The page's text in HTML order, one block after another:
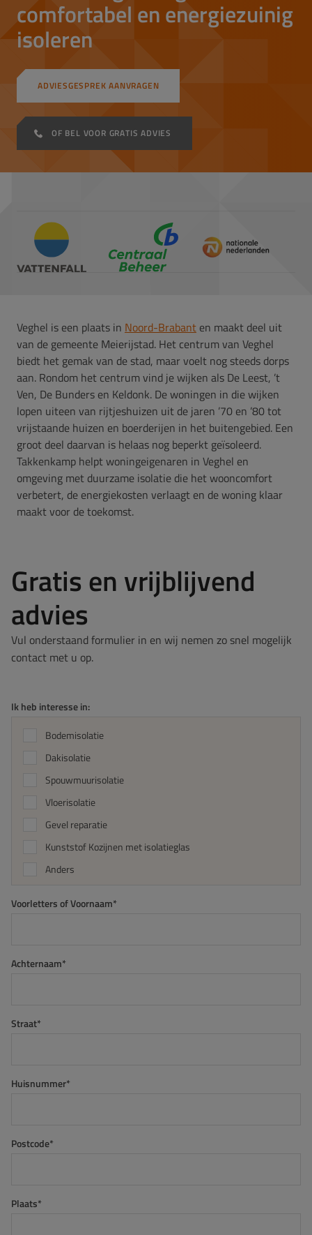
comfortabel en energiezuinig
isoleren
ADVIESGESPREK AANVRAGEN
OF BEL VOOR GRATIS ADVIES
Veghel is een plaats in Noord-Brabant en maakt deel uit
van de gemeente Meierijstad. Het centrum van Veghel
biedt het gemak van de stad, maar voelt nog steeds dorps
aan. Rondom het centrum vind je wijken als De Leest, ’t
Ven, De Bunders en Keldonk. De woningen in die wijken
lopen uiteen van rijtjeshuizen uit de jaren ’70 en ’80 tot
vrijstaande huizen en boerderijen in het buitengebied. Een
groot deel daarvan is helaas nog beperkt geïsoleerd.
Takkenkamp helpt woningeigenaren in Veghel en
omgeving met duurzame isolatie die het wooncomfort
verbetert, de energiekosten verlaagt en de woning klaar
maakt voor de toekomst.
Gratis en vrijblijvend
advies
Vul onderstaand formulier in en wij nemen zo snel mogelijk
contact met u op.
Ik heb interesse in:
Bodemisolatie
Dakisolatie
Spouwmuurisolatie
Vloerisolatie
Gevel reparatie
Kunststof Kozijnen met isolatieglas
Anders
Voorletters of Voornaam*
Achternaam*
Straat*
Huisnummer*
Postcode*
Plaats*